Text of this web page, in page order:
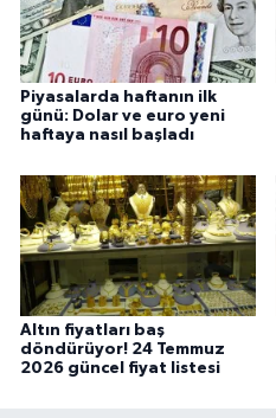
Piyasalarda haftanın ilk
günü: Dolar ve euro yeni
haftaya nasıl başladı
Altın fiyatları baş
döndürüyor! 24 Temmuz
2026 güncel fiyat listesi